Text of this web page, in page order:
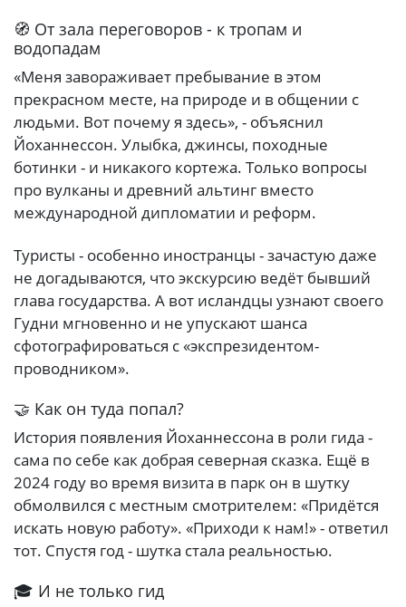
🧭 От зала переговоров - к тропам и
водопадам
«Меня завораживает пребывание в этом
прекрасном месте, на природе и в общении с
людьми. Вот почему я здесь», - объяснил
Йоханнессон. Улыбка, джинсы, походные
ботинки - и никакого кортежа. Только вопросы
про вулканы и древний альтинг вместо
международной дипломатии и реформ.
Туристы - особенно иностранцы - зачастую даже
не догадываются, что экскурсию ведёт бывший
глава государства. А вот исландцы узнают своего
Гудни мгновенно и не упускают шанса
сфотографироваться с «экспрезидентом-
проводником».
🤝 Как он туда попал?
История появления Йоханнессона в роли гида -
сама по себе как добрая северная сказка. Ещё в
2024 году во время визита в парк он в шутку
обмолвился с местным смотрителем: «Придётся
искать новую работу». «Приходи к нам!» - ответил
тот. Спустя год - шутка стала реальностью.
🎓 И не только гид